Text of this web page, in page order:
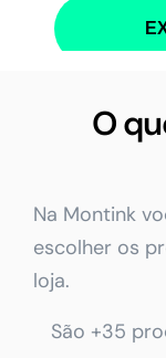
O
Na Montink
escolher os
loja.
São +35